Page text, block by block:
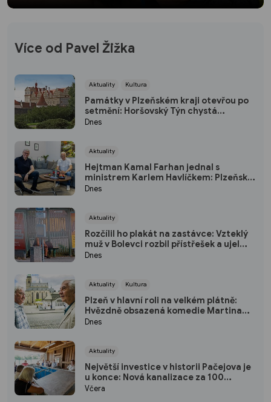
Více od Pavel Žižka
Aktuality Kultura
Památky v Plzeňském kraji otevřou po
setmění: Horšovský Týn chystá
japonský program, Rabí osvítí svíčky
Dnes
Aktuality
Hejtman Kamal Farhan jednal s
ministrem Karlem Havlíčkem: Plzeňský
kraj chce sázet na inovace a
Dnes
Aktuality
Rozčílil ho plakát na zastávce: Vzteklý
muž v Bolevci rozbil přístřešek a ujel
tramvají, strážníci ho bleskově dostihli
Dnes
Aktuality Kultura
Plzeň v hlavní roli na velkém plátně:
Hvězdně obsazená komedie Martina
Horského se představí na bezplatné
Dnes
Aktuality
Největší investice v historii Pačejova je
u konce: Nová kanalizace za 100
milionů korun získala kolaudaci, obec
Včera